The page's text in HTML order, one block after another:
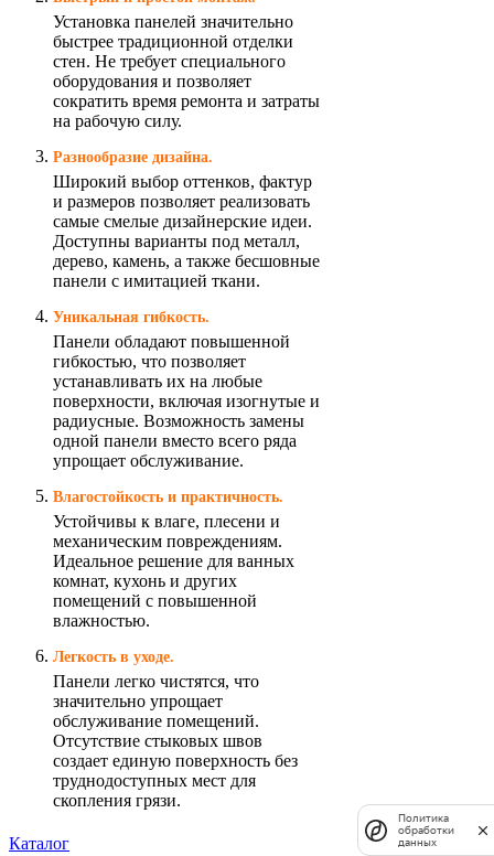
Установка панелей значительно
быстрее традиционной отделки
стен. Не требует специального
оборудования и позволяет
сократить время ремонта и затраты
на рабочую силу.
Разнообразие дизайна.
Широкий выбор оттенков, фактур
и размеров позволяет реализовать
самые смелые дизайнерские идеи.
Доступны варианты под металл,
дерево, камень, а также бесшовные
панели с имитацией ткани.
Уникальная гибкость.
Панели обладают повышенной
гибкостью, что позволяет
устанавливать их на любые
поверхности, включая изогнутые и
радиусные. Возможность замены
одной панели вместо всего ряда
упрощает обслуживание.
Влагостойкость и практичность.
Устойчивы к влаге, плесени и
механическим повреждениям.
Идеальное решение для ванных
комнат, кухонь и других
помещений с повышенной
влажностью.
Легкость в уходе.
Панели легко чистятся, что
значительно упрощает
обслуживание помещений.
Отсутствие стыковых швов
создает единую поверхность без
труднодоступных мест для
скопления грязи.
Каталог
Политика
обработки
данных